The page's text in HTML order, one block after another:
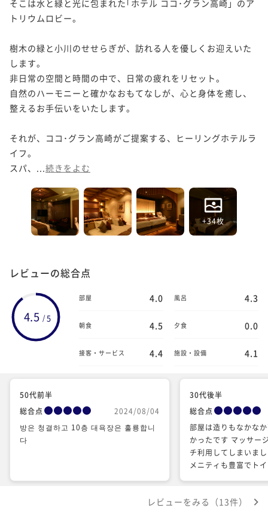
そこは水と緑と光に包まれた｢ホテル ココ･グラン高崎」のア
トリウムロビー。
樹木の緑と小川のせせらぎが、訪れる人を優しくお迎えいた
します。
非日常の空間と時間の中で、日常の疲れをリセット。
自然のハーモニーと確かなおもてなしが、心と身体を癒し、
整えるお手伝いをいたします。
それが、ココ･グラン高崎がご提案する、ヒーリングホテルラ
イフ。
スパ、... 続きをよむ
+34枚
レビューの総合点
4.5 /5
部屋 4.0 風呂 4.3
朝食 4.5 夕食 0.0
接客・サービス 4.4 施設・設備 4.1
50代前半
総合点
2024/08/04
방은 청결하고 10층 대욕장은 훌룡합니
다
30代後半
総合点
部屋は造りもなかな
かったです マッサー
チ利用してしまいま
メニティも豊富でト
水口の金具？蓋？を
レビューをみる（13件）